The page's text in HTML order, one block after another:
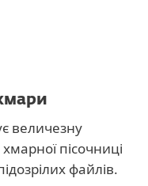
величезну
пісочниці
файлів.